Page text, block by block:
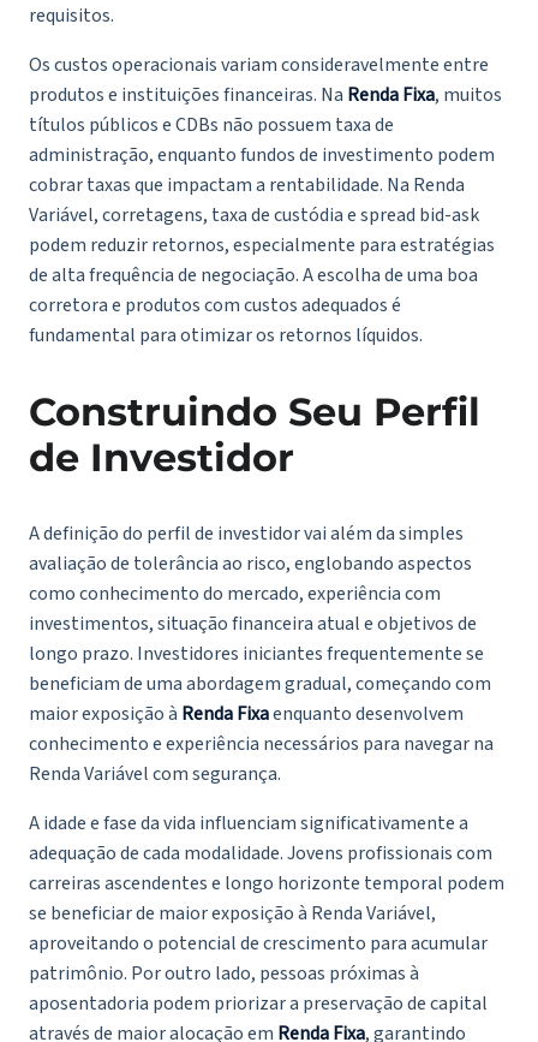
requisitos.
Os custos operacionais variam consideravelmente entre
produtos e instituições financeiras. Na Renda Fixa, muitos
títulos públicos e CDBs não possuem taxa de
administração, enquanto fundos de investimento podem
cobrar taxas que impactam a rentabilidade. Na Renda
Variável, corretagens, taxa de custódia e spread bid-ask
podem reduzir retornos, especialmente para estratégias
de alta frequência de negociação. A escolha de uma boa
corretora e produtos com custos adequados é
fundamental para otimizar os retornos líquidos.
Construindo Seu Perfil
de Investidor
A definição do perfil de investidor vai além da simples
avaliação de tolerância ao risco, englobando aspectos
como conhecimento do mercado, experiência com
investimentos, situação financeira atual e objetivos de
longo prazo. Investidores iniciantes frequentemente se
beneficiam de uma abordagem gradual, começando com
maior exposição à Renda Fixaenquanto desenvolvem
conhecimento e experiência necessários para navegar na
Renda Variável com segurança.
A idade e fase da vida influenciam significativamente a
adequação de cada modalidade. Jovens profissionais com
carreiras ascendentes e longo horizonte temporal podem
se beneficiar de maior exposição à Renda Variável,
aproveitando o potencial de crescimento para acumular
patrimônio. Por outro lado, pessoas próximas à
aposentadoria podem priorizar a preservação de capital
através de maior alocação em Renda Fixa, garantindo